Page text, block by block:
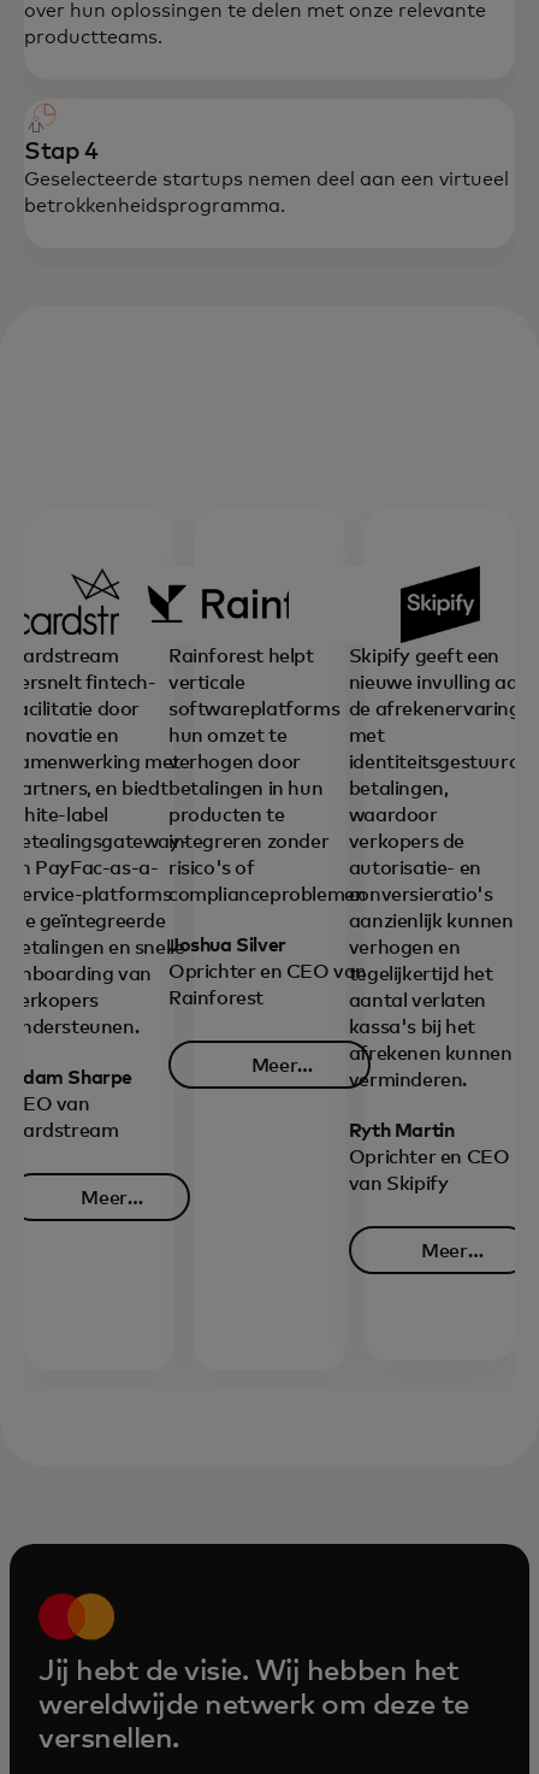
over hun oplossingen te delen met onze relevante
productteams.
Stap 4
Geselecteerde startups nemen deel aan een virtueel
betrokkenheidsprogramma.
Cardstream
versnelt fintech-
facilitatie door
innovatie en
samenwerking met
partners, en biedt
white-label
betealingsgateway-
en PayFac-as-a-
Service-platforms
die geïntegreerde
betalingen en snelle
onboarding van
verkopers
ondersteunen.
Adam Sharpe
CEO van
Cardstream
Meer
Rainforest helpt
verticale
softwareplatforms
hun omzet te
verhogen door
betalingen in hun
producten te
integreren zonder
risico's of
complianceproblemen.
Joshua Silver
Oprichter en CEO van
Rainforest
Meer
Skipify geeft een
nieuwe invulling aan
de afrekenervaring
met
identiteitsgestuurde
betalingen,
waardoor
verkopers de
autorisatie- en
conversieratio's
aanzienlijk kunnen
verhogen en
tegelijkertijd het
aantal verlaten
kassa's bij het
afrekenen kunnen
verminderen.
Ryth Martin
Oprichter en CEO
van Skipify
Meer
Jij hebt de visie. Wij hebben het
wereldwijde netwerk om deze te
versnellen.